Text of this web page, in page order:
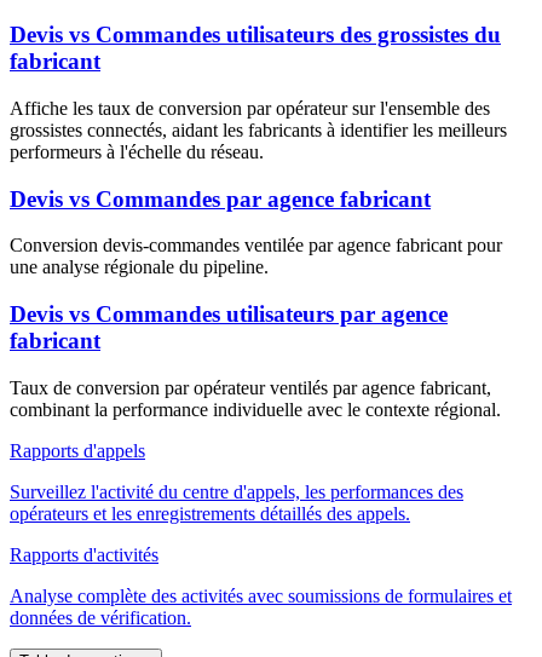
Devis vs Commandes utilisateurs des grossistes du
fabricant
Affiche les taux de conversion par opérateur sur l'ensemble des
grossistes connectés, aidant les fabricants à identifier les meilleurs
performeurs à l'échelle du réseau.
Devis vs Commandes par agence fabricant
Conversion devis-commandes ventilée par agence fabricant pour
une analyse régionale du pipeline.
Devis vs Commandes utilisateurs par agence
fabricant
Taux de conversion par opérateur ventilés par agence fabricant,
combinant la performance individuelle avec le contexte régional.
Rapports d'appels
Surveillez l'activité du centre d'appels, les performances des
opérateurs et les enregistrements détaillés des appels.
Rapports d'activités
Analyse complète des activités avec soumissions de formulaires et
données de vérification.